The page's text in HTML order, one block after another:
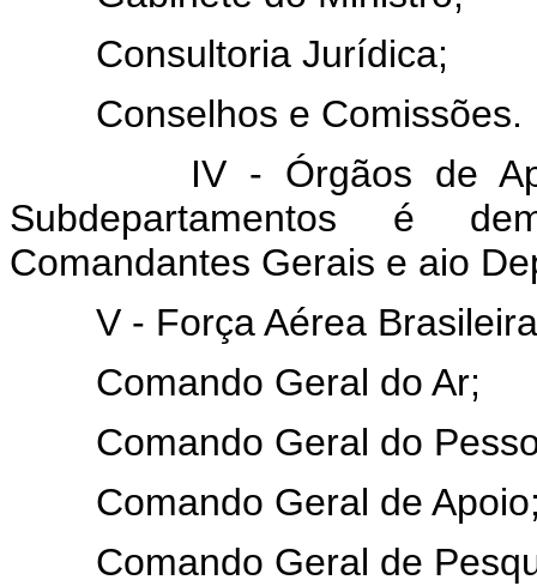
Consultoria Jurídica;
Conselhos e Comissões.
IV - Órgãos de Apoio
Subdepartamentos é
Comandantes Gerais e aio
V - Força Aérea Brasileira
Comando Geral do Ar;
Comando Geral do
Comando Geral de
Comando Geral de